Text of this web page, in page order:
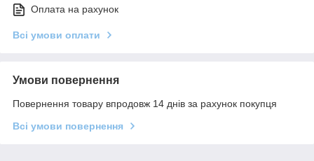
Оплата на рахунок
Всі умови оплати
Умови повернення
Повернення товару впродовж 14 днів за рахунок покупця
Всі умови повернення